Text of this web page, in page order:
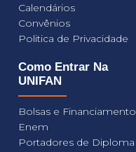
Calendários
Convênios
Politica de Privacidade
Como Entrar Na
UNIFAN
Bolsas e Financiamento
Enem
Portadores de Diploma